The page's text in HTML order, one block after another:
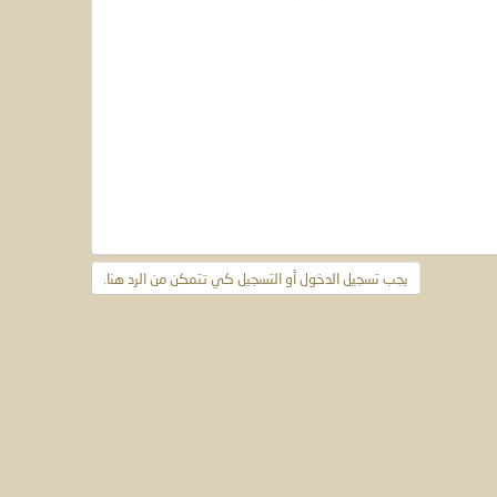
يجب تسجيل الدخول أو التسجيل كي تتمكن من الرد هنا.